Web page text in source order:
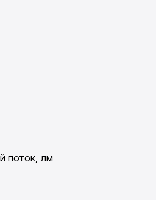
поток, лм